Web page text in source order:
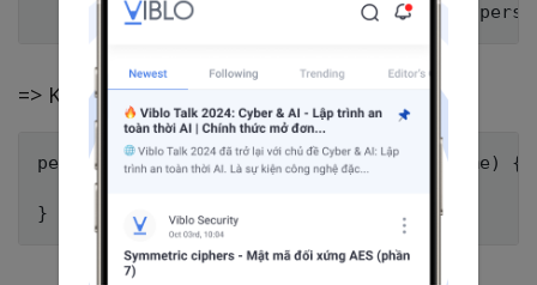
  console
. log('person.constructor is '
=> Kết quả:
person.constructor is function Person(name) {
}